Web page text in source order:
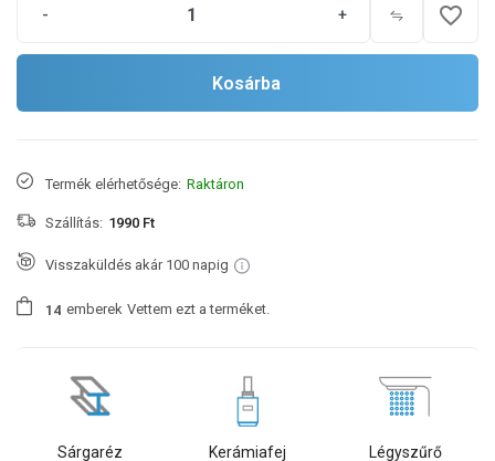
- + favorite_border
Kosárba
Termék elérhetősége: Raktáron
Szállítás: 1990 Ft
Visszaküldés akár 100 napig
1 4 emberek Vettem ezt a terméket.
Sárgaréz Kerámiafej Légyszűrő